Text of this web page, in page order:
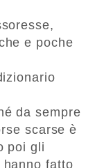
e poche
da sempre
scarse è
poi gli
fatto